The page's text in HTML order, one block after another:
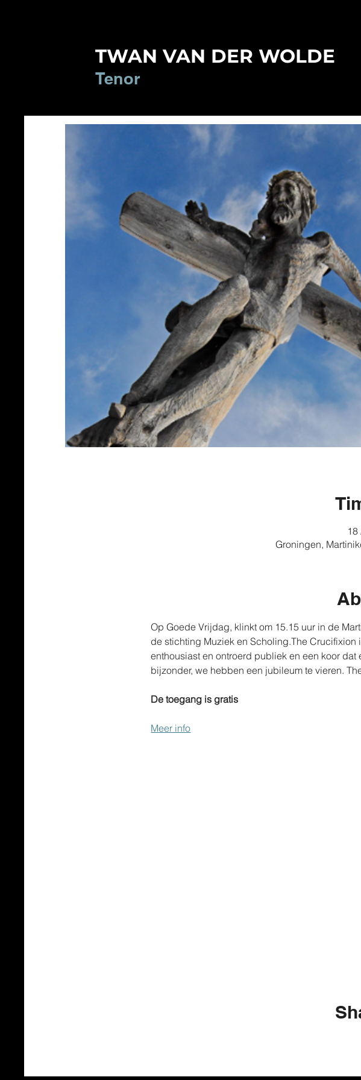
TWAN VAN DER WOLDE
Tenor
18
Groningen,
Op Goede Vrijdag, klinkt om 15.15 uur in de
de stichting Muziek en Scholing.The
enthousiast en ontroerd publiek en een koor
bijzonder, we hebben een jubileum te vieren.
De toegang is gratis
Meer info